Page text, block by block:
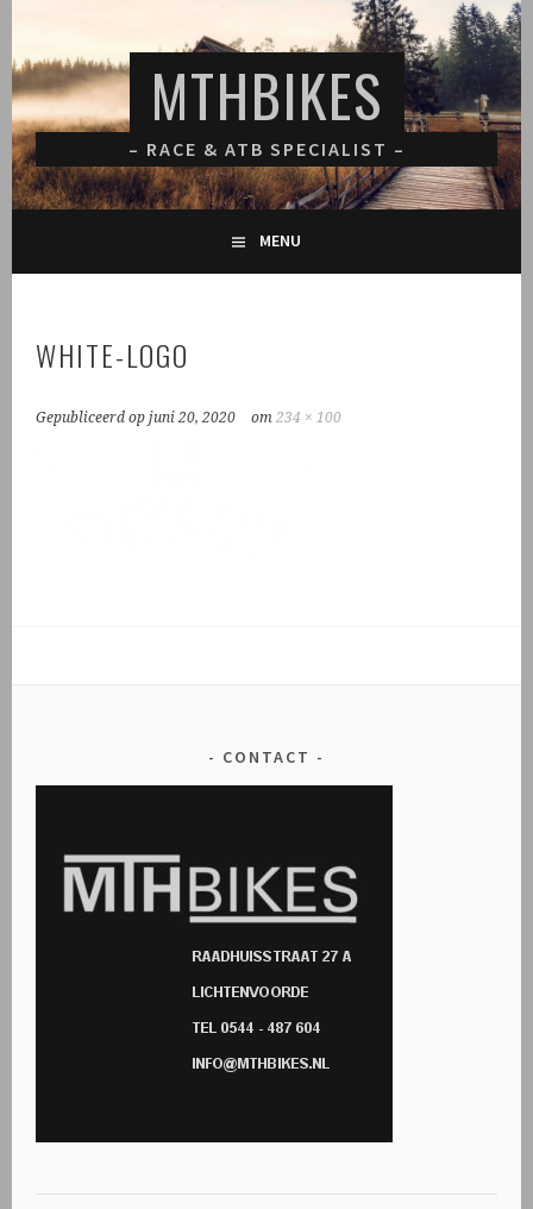
inhoud
MTHBIKES
– RACE & ATB SPECIALIST –
MENU
WHITE-LOGO
Gepubliceerd opjuni 20, 2020 om234 × 100
CONTACT